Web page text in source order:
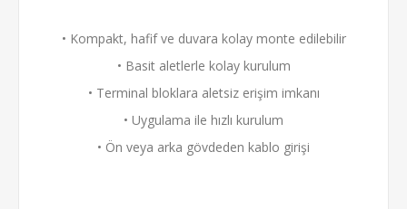
• Kompakt, hafif ve duvara kolay monte edilebilir
• Basit aletlerle kolay kurulum
• Terminal bloklara aletsiz erişim imkanı
• Uygulama ile hızlı kurulum
• Ön veya arka gövdeden kablo girişi